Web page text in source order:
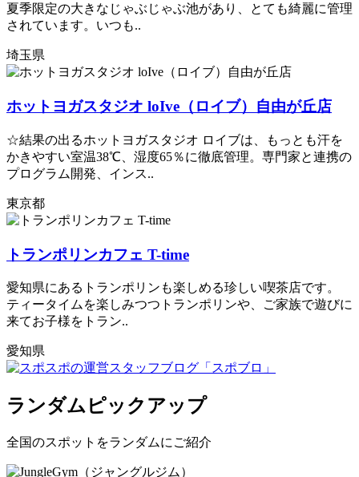
夏季限定の大きなじゃぶじゃぶ池があり、とても綺麗に管理
されています。いつも..
埼玉県
ホットヨガスタジオ loIve（ロイブ）自由が丘店
☆結果の出るホットヨガスタジオ ロイブは、もっとも汗を
かきやすい室温38℃、湿度65％に徹底管理。専門家と連携の
プログラム開発、インス..
東京都
トランポリンカフェ T-time
愛知県にあるトランポリンも楽しめる珍しい喫茶店です。
ティータイムを楽しみつつトランポリンや、ご家族で遊びに
来てお子様をトラン..
愛知県
ランダムピックアップ
全国のスポットをランダムにご紹介